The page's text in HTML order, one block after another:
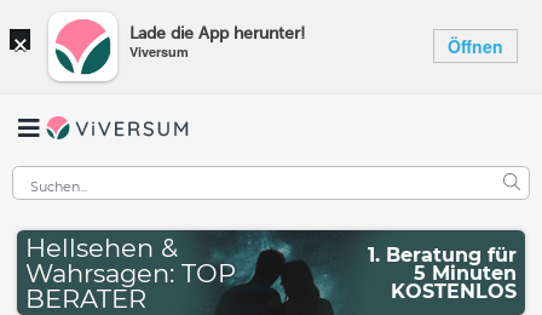
× Lade die App herunter!
Viversum Öffnen
Hellsehen &
Wahrsagen: TOP
BERATER
1. Beratung für
5 Minuten
KOSTENLOS